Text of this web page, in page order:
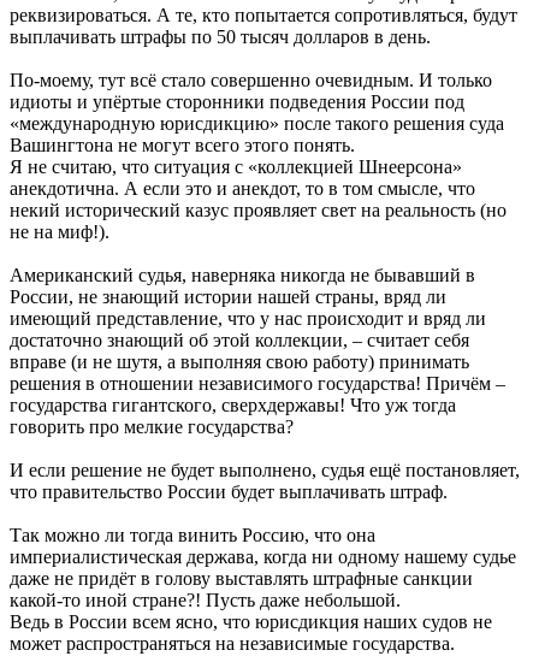
реквизироваться. А те, кто попытается сопротивляться, будут
выплачивать штрафы по 50 тысяч долларов в день.
По-моему, тут всё стало совершенно очевидным. И только
идиоты и упёртые сторонники подведения России под
«международную юрисдикцию» после такого решения суда
Вашингтона не могут всего этого понять.
Я не считаю, что ситуация с «коллекцией Шнеерсона»
анекдотична. А если это и анекдот, то в том смысле, что
некий исторический казус проявляет свет на реальность (но
не на миф!).
Американский судья, наверняка никогда не бывавший в
России, не знающий истории нашей страны, вряд ли
имеющий представление, что у нас происходит и вряд ли
достаточно знающий об этой коллекции, – считает себя
вправе (и не шутя, а выполняя свою работу) принимать
решения в отношении независимого государства! Причём –
государства гигантского, сверхдержавы! Что уж тогда
говорить про мелкие государства?
И если решение не будет выполнено, судья ещё постановляет,
что правительство России будет выплачивать штраф.
Так можно ли тогда винить Россию, что она
империалистическая держава, когда ни одному нашему судье
даже не придёт в голову выставлять штрафные санкции
какой-то иной стране?! Пусть даже небольшой.
Ведь в России всем ясно, что юрисдикция наших судов не
может распространяться на независимые государства.